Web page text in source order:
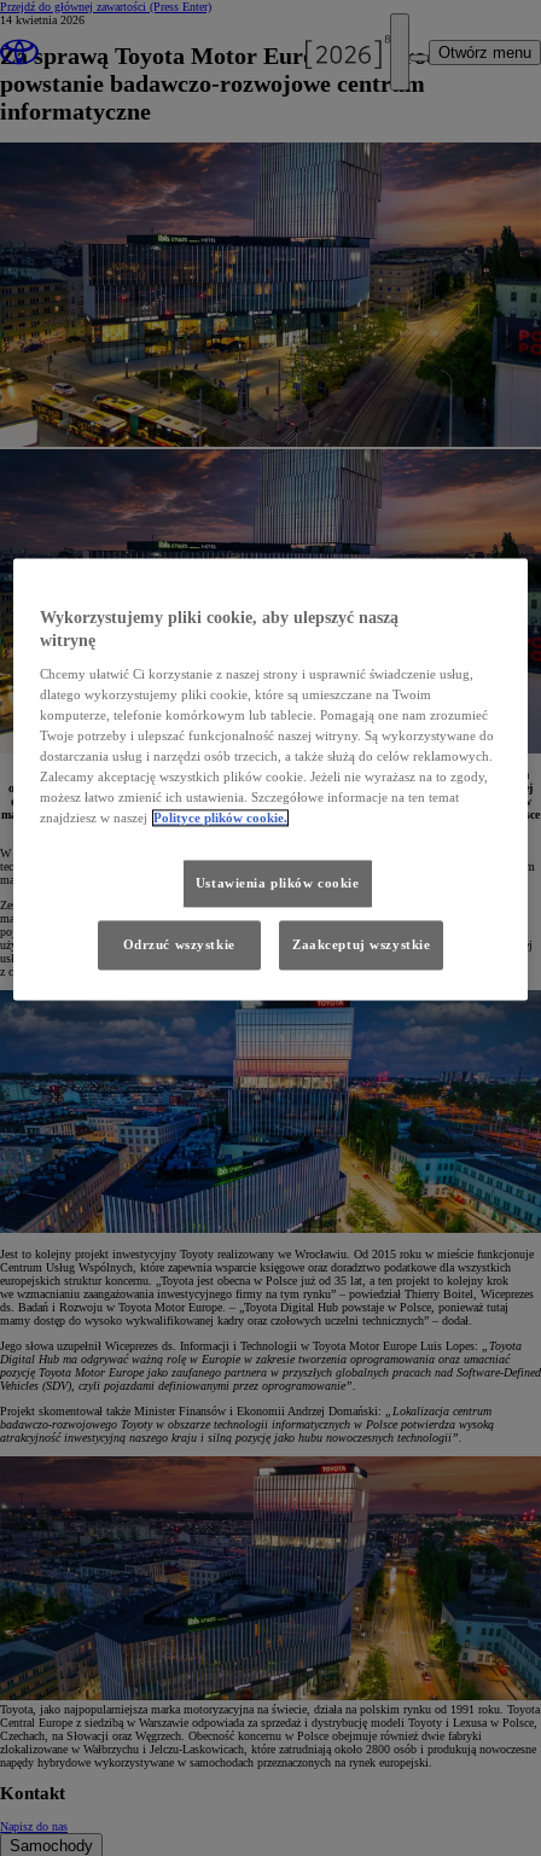
Przejdź do głównej zawartości (Press Enter)
Otwórz menu
14 kwietnia 2026
Za sprawą Toyota Motor Europe we Wrocławiu
powstanie badawczo-rozwojowe centrum
informatyczne
Toyota Motor Europe planuje uruchomienie we Wrocławiu ośrodka Toyota Digital Hub, w którym
około 200 ekspertów będzie pracować nad tworzeniem aplikacji, rozwojem infrastruktury chmurowej
oraz rozwiązaniami z obszaru cyberbezpieczeństwa wspierającymi usługi connected dla samochodów
marek Toyota i Lexus na terenie całej Europy. Projekt umacnia wieloletnią obecność koncernu w Polsce
oraz poszerza jego europejskie kompetencje w dziedzinie oprogramowania.
W tworzonym Toyota Digital Hub rozwijane będą aplikacje oparte na nowoczesnych, zaawansowanych
technologiach przeznaczone dla samochodów marek Toyota i Lexus na terenie całej Europy. Docelowo centrum
ma zatrudniać około 200 specjalistów.
Zespół pracujący w Toyota Digital Hub będzie zajmował się rozwojem aplikacji MyToyota oraz LexusLink+
mających blisko dwa miliony użytkowników w Europie. Narzędzia te umożliwiają m.in. zdalną obsługę
pojazdu, kontrolę poziomu naładowania baterii oraz dostęp do różnych funkcji zwiększających komfort
użytkowania. Do zadań zespołu należeć będzie również współtworzenie infrastruktury chmurowej obsługującej
usługi connected dla samochodów Toyoty i Lexusa w Europie, a także działania związane
z cyberbezpieczeństwem.
Jest to kolejny projekt inwestycyjny Toyoty realizowany we Wrocławiu. Od 2015 roku w mieście funkcjonuje
Centrum Usług Wspólnych, które zapewnia wsparcie księgowe oraz doradztwo podatkowe dla wszystkich
europejskich struktur koncernu. „Toyota jest obecna w Polsce już od 35 lat, a ten projekt to kolejny krok
we wzmacnianiu zaangażowania inwestycyjnego firmy na tym rynku” – powiedział Thierry Boitel, Wiceprezes
ds. Badań i Rozwoju w Toyota Motor Europe. – „Toyota Digital Hub powstaje w Polsce, ponieważ tutaj
mamy dostęp do wysoko wykwalifikowanej kadry oraz czołowych uczelni technicznych” – dodał.
Jego słowa uzupełnił Wiceprezes ds. Informacji i Technologii w Toyota Motor Europe Luis Lopes: „Toyota
Digital Hub ma odgrywać ważną rolę w Europie w zakresie tworzenia oprogramowania oraz umacniać
pozycję Toyota Motor Europe jako zaufanego partnera w przyszłych globalnych pracach nad Software-Defined
Vehicles (SDV), czyli pojazdami definiowanymi przez oprogramowanie”.
Projekt skomentował także Minister Finansów i Ekonomii Andrzej Domański: „Lokalizacja centrum
badawczo-rozwojowego Toyoty w obszarze technologii informatycznych w Polsce potwierdza wysoką
atrakcyjność inwestycyjną naszego kraju i silną pozycję jako hubu nowoczesnych technologii”.
Toyota, jako najpopularniejsza marka motoryzacyjna na świecie, działa na polskim rynku od 1991 roku. Toyota
Central Europe z siedzibą w Warszawie odpowiada za sprzedaż i dystrybucję modeli Toyoty i Lexusa w Polsce,
Czechach, na Słowacji oraz Węgrzech. Obecność koncernu w Polsce obejmuje również dwie fabryki
zlokalizowane w Wałbrzychu i Jelczu-Laskowicach, które zatrudniają około 2800 osób i produkują nowoczesne
napędy hybrydowe wykorzystywane w samochodach przeznaczonych na rynek europejski.
Kontakt
Napisz do nas
Samochody
Wykorzystujemy pliki cookie, aby ulepszyć naszą
witrynę
Chcemy ułatwić Ci korzystanie z naszej strony i usprawnić świadczenie usług,
dlatego wykorzystujemy pliki cookie, które są umieszczane na Twoim
komputerze, telefonie komórkowym lub tablecie. Pomagają one nam zrozumieć
Twoje potrzeby i ulepszać funkcjonalność naszej witryny. Są wykorzystywane do
dostarczania usług i narzędzi osób trzecich, a także służą do celów reklamowych.
Zalecamy akceptację wszystkich plików cookie. Jeżeli nie wyrażasz na to zgody,
możesz łatwo zmienić ich ustawienia. Szczegółowe informacje na ten temat
znajdziesz w naszej Polityce plików cookie.
Ustawienia plików cookie
Odrzuć wszystkie Zaakceptuj wszystkie